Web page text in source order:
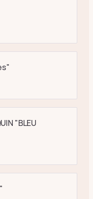
"BLEU